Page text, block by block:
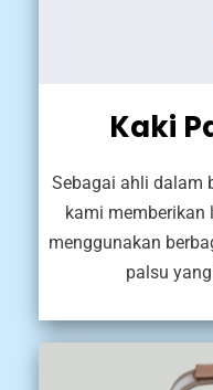
Kaki
Sebagai ahli dalam
kami memberikan
menggunakan
palsu